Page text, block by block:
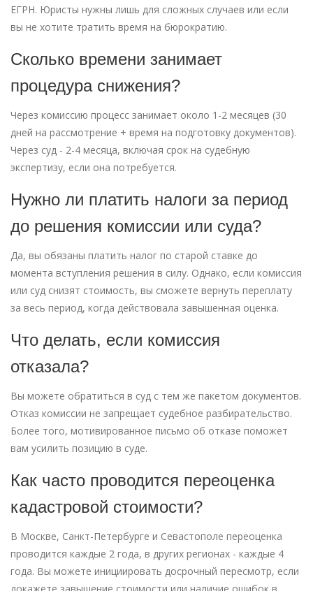
ЕГРН. Юристы нужны лишь для сложных случаев или если
вы не хотите тратить время на бюрократию.
Сколько времени занимает
процедура снижения?
Через комиссию процесс занимает около 1-2 месяцев (30
дней на рассмотрение + время на подготовку документов).
Через суд - 2-4 месяца, включая срок на судебную
экспертизу, если она потребуется.
Нужно ли платить налоги за период
до решения комиссии или суда?
Да, вы обязаны платить налог по старой ставке до
момента вступления решения в силу. Однако, если комиссия
или суд снизят стоимость, вы сможете вернуть переплату
за весь период, когда действовала завышенная оценка.
Что делать, если комиссия
отказала?
Вы можете обратиться в суд с тем же пакетом документов.
Отказ комиссии не запрещает судебное разбирательство.
Более того, мотивированное письмо об отказе поможет
вам усилить позицию в суде.
Как часто проводится переоценка
кадастровой стоимости?
В Москве, Санкт-Петербурге и Севастополе переоценка
проводится каждые 2 года, в других регионах - каждые 4
года. Вы можете инициировать досрочный пересмотр, если